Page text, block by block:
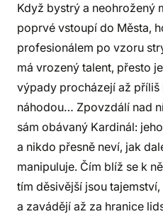
Když bystrý a neohrožený
poprvé vstoupí do Města,
profesionálem po vzoru
má vrozený talent, přesto
výpady procházejí až příliš
náhodou… Zpovzdálí nad
sám obávaný Kardinál:
a nikdo přesně neví, jak
manipuluje. Čím blíž se k
tím děsivější jsou
a zavádějí až za hranice